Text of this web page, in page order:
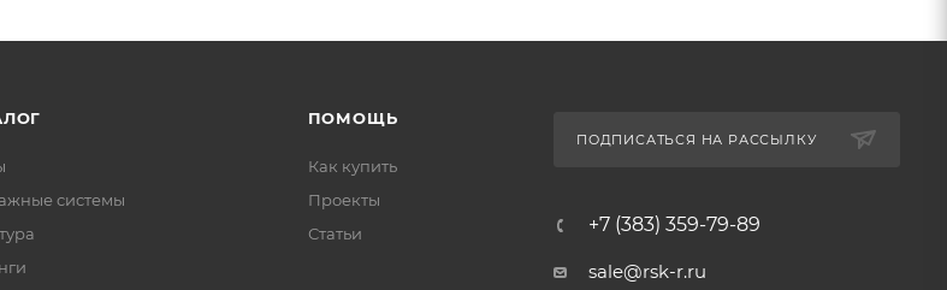
системы
ПОМОЩЬ
Как купить
Проекты
Статьи
ПОДПИСАТЬСЯ НА РАССЫЛКУ
+7 (383) 359-79-89
sale@rsk-r.ru